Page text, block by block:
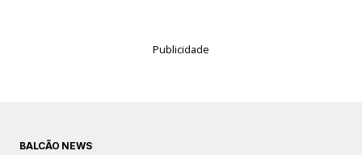
Publicidade
BALCÃO NEWS